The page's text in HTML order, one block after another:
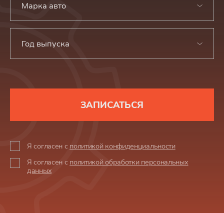
Марка авто
Год выпуска
ЗАПИСАТЬСЯ
Я согласен с политикой конфиденциальности
Я согласен с политикой обработки персональных
данных